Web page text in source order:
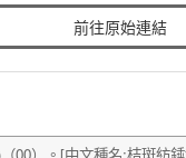
前往原始連結